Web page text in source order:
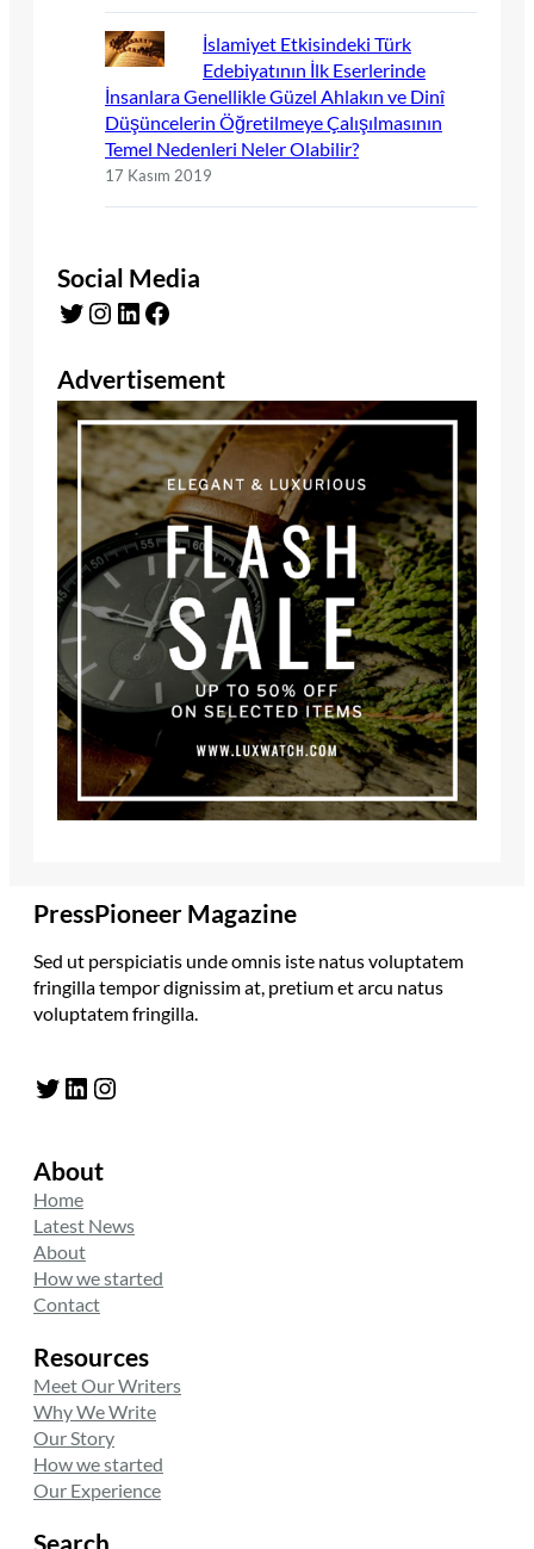
İslamiyet Etkisindeki Türk
Edebiyatının İlk Eserlerinde
İnsanlara Genellikle Güzel Ahlakın ve Dinî
Düşüncelerin Öğretilmeye Çalışılmasının
Temel Nedenleri Neler Olabilir?
17 Kasım 2019
Social Media
Twitter Instagram LinkedIn Facebook
Advertisement
PressPioneer Magazine
Sed ut perspiciatis unde omnis iste natus voluptatem
fringilla tempor dignissim at, pretium et arcu natus
voluptatem fringilla.
Twitter LinkedIn Instagram
About
Home
Latest News
About
How we started
Contact
Resources
Meet Our Writers
Why We Write
Our Story
How we started
Our Experience